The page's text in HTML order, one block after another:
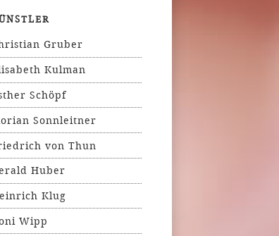
Gruber
Kulman
Schöpf
Sonnleitner
von Thun
Huber
Klug
Wipp